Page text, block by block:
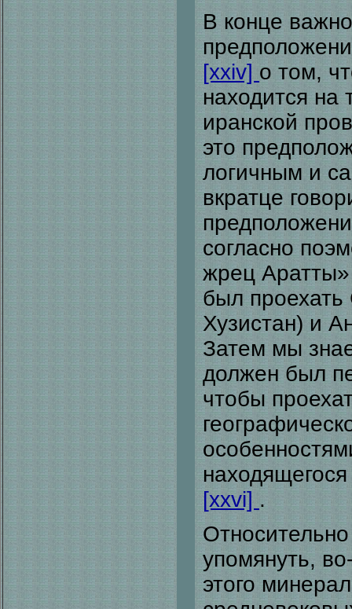
В конце
[xxiv] о том,
находится на
иранской
это
логичным и
вкратце
согласно
жрец
был
Хузистан) и
Затем мы
должен был
чтобы
[xxvi] .
упомянуть,
этого